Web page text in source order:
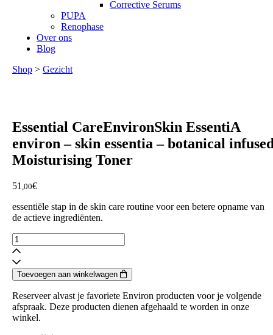
Corrective Serums
PUPA
Renophase
Over ons
Blog
Shop > Gezicht
Essential CareEnvironSkin EssentiA
environ – skin essentia – botanical
Moisturising Toner
51 ,00€
essentiële stap in de skin care routine voor een betere opname van
de actieve ingrediënten.
environ
-
skin
essentia
-
botanical
infused
Moisturising
Toevoegen aan winkelwagen
Reserveer alvast je favoriete Environ producten voor je volgende
afspraak. Deze producten dienen afgehaald te worden in onze
winkel.